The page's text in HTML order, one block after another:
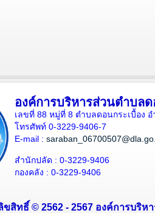
องค์การบริหารส่วนตำบลด
เลขที่ 88 หมู่ที่ 8 ตำบลดอนกระเบื้อง
โทรศัพท์ 0-3229-9406-7
E-mail :
สำนักปลัด : 0-3229-9406
กองคลัง : 0-3229-9406
ขสิทธิ์ © 2562 - 2567 องค์การบริห